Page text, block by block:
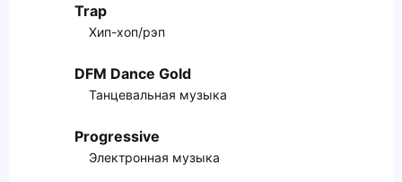
Trap
Хип-хоп/рэп
DFM Dance Gold
Танцевальная музыка
Progressive
Электронная музыка